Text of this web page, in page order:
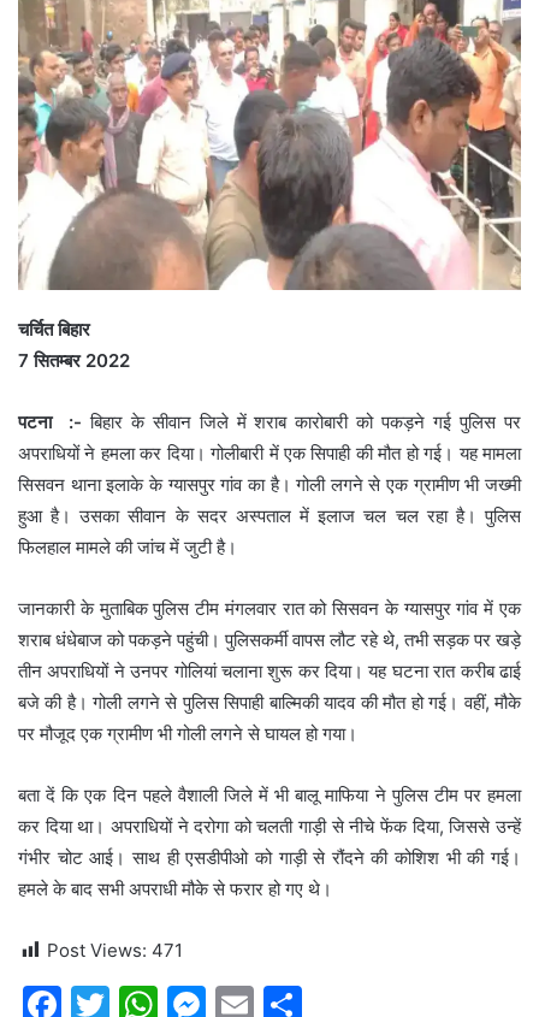
चर्चित बिहार
7 सितम्बर 2022
पटना :- बिहार के सीवान जिले में शराब कारोबारी को पकड़ने गई पुलिस पर
अपराधियों ने हमला कर दिया। गोलीबारी में एक सिपाही की मौत हो गई। यह मामला
सिसवन थाना इलाके के ग्यासपुर गांव का है। गोली लगने से एक ग्रामीण भी जख्मी
हुआ है। उसका सीवान के सदर अस्पताल में इलाज चल चल रहा है। पुलिस
फिलहाल मामले की जांच में जुटी है।
जानकारी के मुताबिक पुलिस टीम मंगलवार रात को सिसवन के ग्यासपुर गांव में एक
शराब धंधेबाज को पकड़ने पहुंची। पुलिसकर्मी वापस लौट रहे थे, तभी सड़क पर खड़े
तीन अपराधियों ने उनपर गोलियां चलाना शुरू कर दिया। यह घटना रात करीब ढाई
बजे की है। गोली लगने से पुलिस सिपाही बाल्मिकी यादव की मौत हो गई। वहीं, मौके
पर मौजूद एक ग्रामीण भी गोली लगने से घायल हो गया।
बता दें कि एक दिन पहले वैशाली जिले में भी बालू माफिया ने पुलिस टीम पर हमला
कर दिया था। अपराधियों ने दरोगा को चलती गाड़ी से नीचे फेंक दिया, जिससे उन्हें
गंभीर चोट आई। साथ ही एसडीपीओ को गाड़ी से रौंदने की कोशिश भी की गई।
हमले के बाद सभी अपराधी मौके से फरार हो गए थे।
Post Views: 471
F
T
W M E